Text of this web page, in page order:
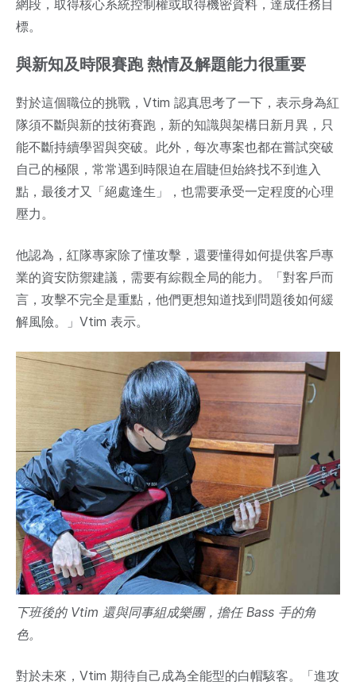
網段，取得核心系統控制權或取得機密資料，達成任務目
標。
與新知及時限賽跑 熱情及解題能力很重要
對於這個職位的挑戰，Vtim 認真思考了一下，表示身為紅
隊須不斷與新的技術賽跑，新的知識與架構日新月異，只
能不斷持續學習與突破。此外，每次專案也都在嘗試突破
自己的極限，常常遇到時限迫在眉睫但始終找不到進入
點，最後才又「絕處逢生」，也需要承受一定程度的心理
壓力。
他認為，紅隊專家除了懂攻擊，還要懂得如何提供客戶專
業的資安防禦建議，需要有綜觀全局的能力。「對客戶而
言，攻擊不完全是重點，他們更想知道找到問題後如何緩
解風險。」Vtim 表示。
下班後的 Vtim 還與同事組成樂團，擔任 Bass 手的角
色。
對於未來，Vtim 期待自己成為全能型的白帽駭客。「進攻